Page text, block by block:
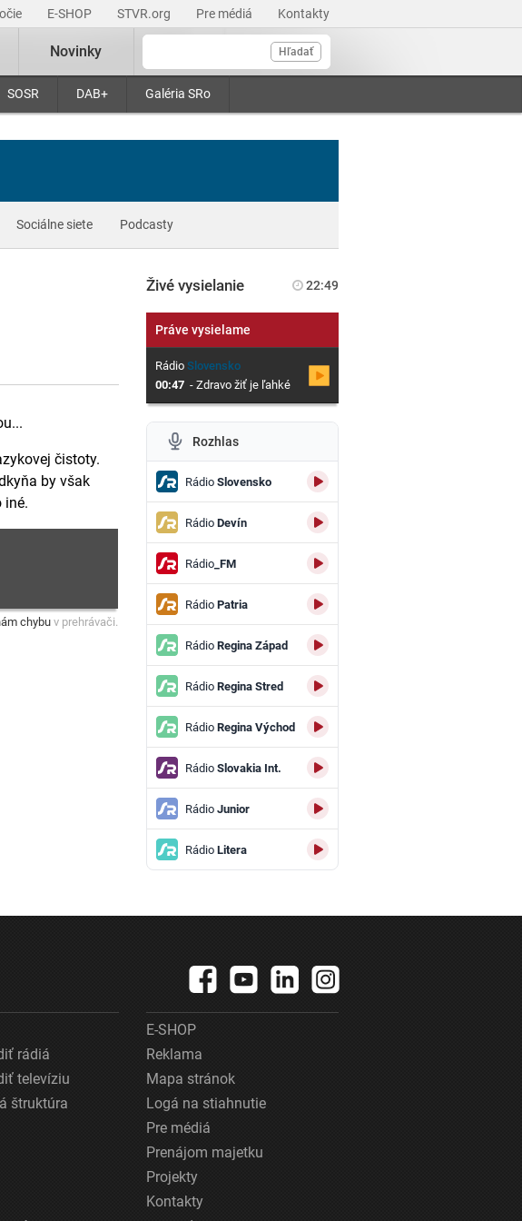
E-SHOP STVR.org Pre médiá Kontakty
Hľadať
SOSR DAB+ Galéria SRo
Novinky
Sociálne siete Podcasty
čistoty.
by však
iné.
chybuv prehrávači.
Živé vysielanie 22:49
Práve vysielame
RádioSlovensko
00:47 - Zdravo žiť je ľahké
Rozhlas
RádioSlovensko
RádioDevín
Rádio_FM
RádioPatria
RádioRegina Západ
RádioRegina Stred
RádioRegina Východ
RádioSlovakia Int.
RádioJunior
RádioLitera
rádiá
televíziu
štruktúra
E-SHOP
Reklama
Mapa stránok
Logá na stiahnutie
Pre médiá
Prenájom majetku
Projekty
Kontakty